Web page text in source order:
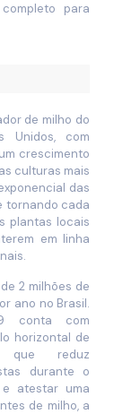
para
de milho do
Unidos, com
crescimento
culturas mais
das
tornando cada
plantas locais
em linha
2 milhões de
ano no Brasil.
conta com
horizontal de
que reduz
durante o
atestar uma
de milho, a